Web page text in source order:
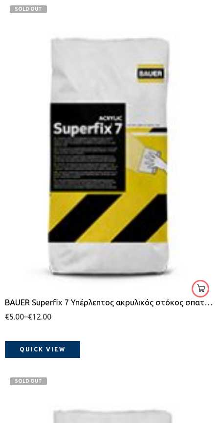
SOLD OUT
BAUER Superfix 7 Υπέρλεπτος ακρυλικός στόκος σπατουλαρίσματος
€5.00–€12.00
QUICK VIEW
SOLD OUT